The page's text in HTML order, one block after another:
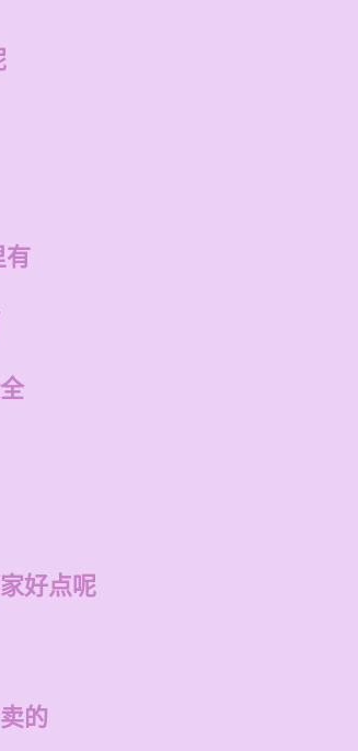
有
好点呢
的